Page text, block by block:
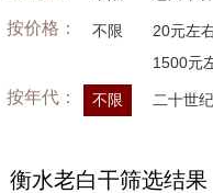
按价格： 不限 20元左
1500元
按年代： 不限 二十世
衡水老白干筛选结果